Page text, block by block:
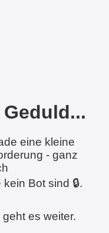
eine kleine
- ganz
Bot sind 🔒.
es weiter.